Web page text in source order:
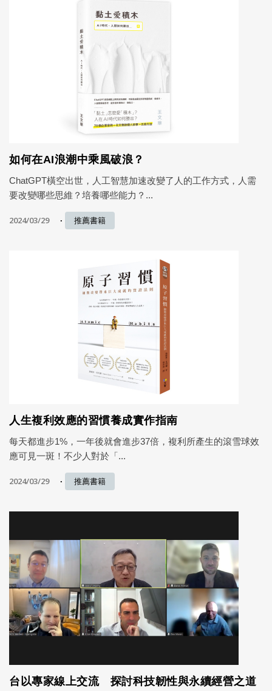
如何在AI浪潮中乘風破浪？
ChatGPT橫空出世，人工智慧加速改變了人的工作方式，人需
要改變哪些思維？培養哪些能力？...
2024/03/29 推薦書籍
人生複利效應的習慣養成實作指南
每天都進步1%，一年後就會進步37倍，複利所產生的滾雪球效
應可見一斑！不少人對於「...
2024/03/29 推薦書籍
台以專家線上交流 探討科技韌性與永續經營之道